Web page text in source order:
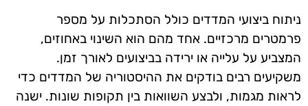
ניתוח ביצועי המדדים כולל הסתכלות על מספר
פרמטרים מרכזיים. אחד מהם הוא השינוי באחוזים,
המצביע על עלייה או ירידה בביצועים לאורך זמן.
משקיעים רבים בודקים את ההיסטוריה של המדדים כדי
לראות מגמות, ולבצע השוואות בין תקופות שונות. ישנה